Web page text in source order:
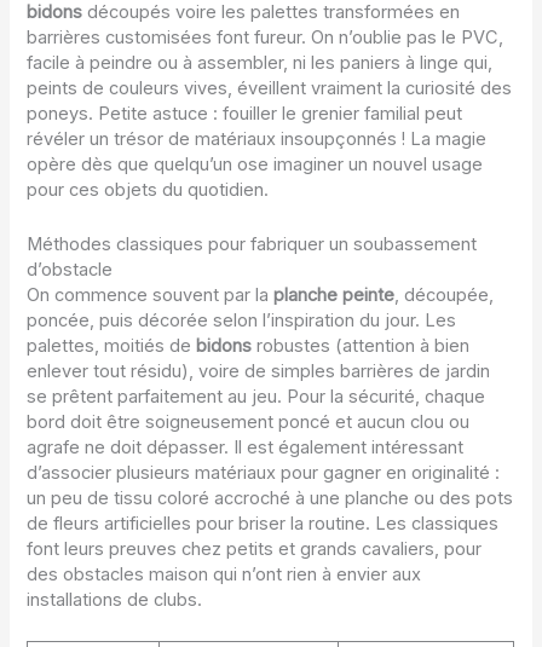
bidons découpés voire les palettes transformées en
barrières customisées font fureur. On n’oublie pas le PVC,
facile à peindre ou à assembler, ni les paniers à linge qui,
peints de couleurs vives, éveillent vraiment la curiosité des
poneys. Petite astuce : fouiller le grenier familial peut
révéler un trésor de matériaux insoupçonnés ! La magie
opère dès que quelqu’un ose imaginer un nouvel usage
pour ces objets du quotidien.
Méthodes classiques pour fabriquer un soubassement
d’obstacle
On commence souvent par laplanche peinte , découpée,
poncée, puis décorée selon l’inspiration du jour. Les
palettes, moitiés de bidons robustes (attention à bien
enlever tout résidu), voire de simples barrières de jardin
se prêtent parfaitement au jeu. Pour la sécurité, chaque
bord doit être soigneusement poncé et aucun clou ou
agrafe ne doit dépasser. Il est également intéressant
d’associer plusieurs matériaux pour gagner en originalité :
un peu de tissu coloré accroché à une planche ou des pots
de fleurs artificielles pour briser la routine. Les classiques
font leurs preuves chez petits et grands cavaliers, pour
des obstacles maison qui n’ont rien à envier aux
installations de clubs.